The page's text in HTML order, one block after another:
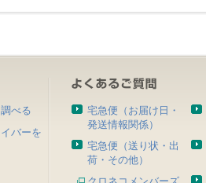
べる
バーを
宅急便（お届け日・
発送情報関係）
宅急便（送り状・出
荷・その他）